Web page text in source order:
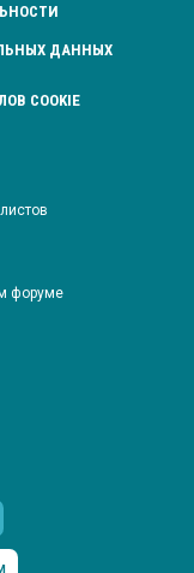
ДАННЫХ
COOKIE
форуме